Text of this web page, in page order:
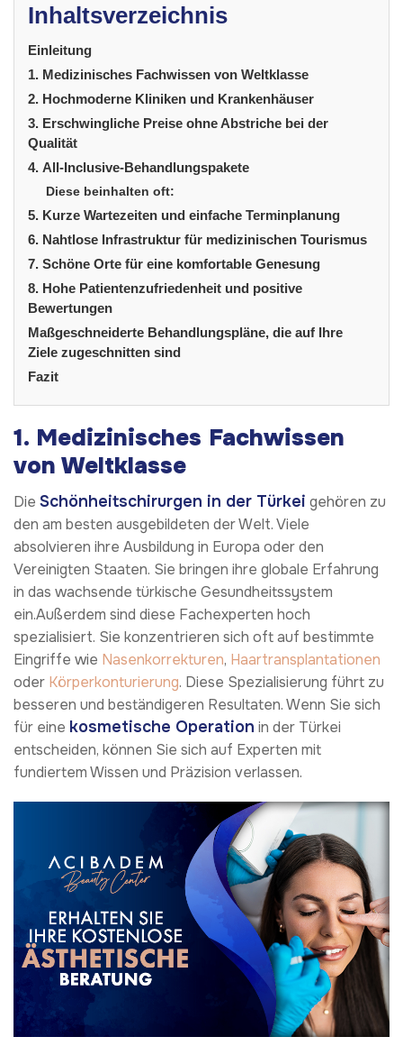
Inhaltsverzeichnis
Einleitung
1. Medizinisches Fachwissen von Weltklasse
2. Hochmoderne Kliniken und Krankenhäuser
3. Erschwingliche Preise ohne Abstriche bei der
Qualität
4. All-Inclusive-Behandlungspakete
Diese beinhalten oft:
5. Kurze Wartezeiten und einfache Terminplanung
6. Nahtlose Infrastruktur für medizinischen Tourismus
7. Schöne Orte für eine komfortable Genesung
8. Hohe Patientenzufriedenheit und positive
Bewertungen
Maßgeschneiderte Behandlungspläne, die auf Ihre
Ziele zugeschnitten sind
Fazit
1. Medizinisches Fachwissen
von Weltklasse
Die Schönheitschirurgen in der Türkei gehören zu
den am besten ausgebildeten der Welt. Viele
absolvieren ihre Ausbildung in Europa oder den
Vereinigten Staaten. Sie bringen ihre globale Erfahrung
in das wachsende türkische Gesundheitssystem
ein.Außerdem sind diese Fachexperten hoch
spezialisiert. Sie konzentrieren sich oft auf bestimmte
Eingriffe wie Nasenkorrekturen, Haartransplantationen
oder Körperkonturierung. Diese Spezialisierung führt zu
besseren und beständigeren Resultaten. Wenn Sie sich
für eine kosmetische Operation in der Türkei
entscheiden, können Sie sich auf Experten mit
fundiertem Wissen und Präzision verlassen.